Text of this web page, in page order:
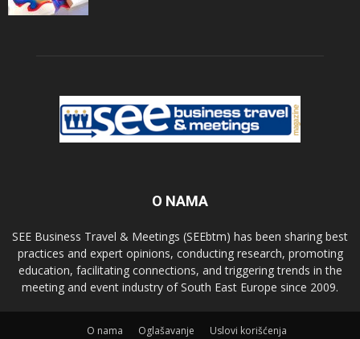
O NAMA
SEE Business Travel & Meetings (SEEbtm) has been sharing best
practices and expert opinions, conducting research, promoting
education, facilitating connections, and triggering trends in the
meeting and event industry of South East Europe since 2009.
О nama Oglašavanje Uslovi korišćenja